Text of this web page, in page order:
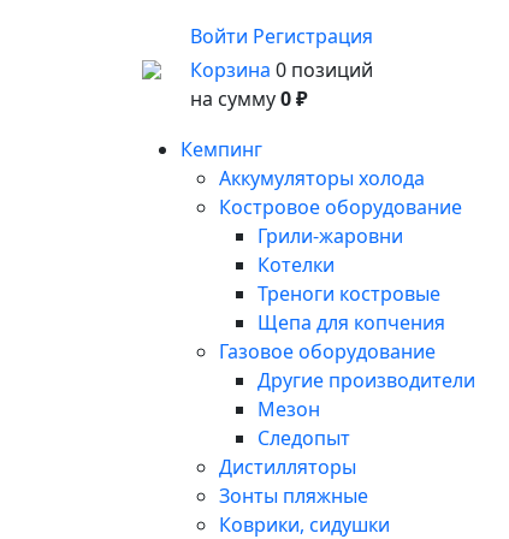
Войти Регистрация
Корзина 0 позиций
на сумму0 ₽
Кемпинг
Аккумуляторы холода
Костровое оборудование
Грили-жаровни
Котелки
Треноги костровые
Щепа для копчения
Газовое оборудование
Другие производители
Мезон
Следопыт
Дистилляторы
Зонты пляжные
Коврики, сидушки